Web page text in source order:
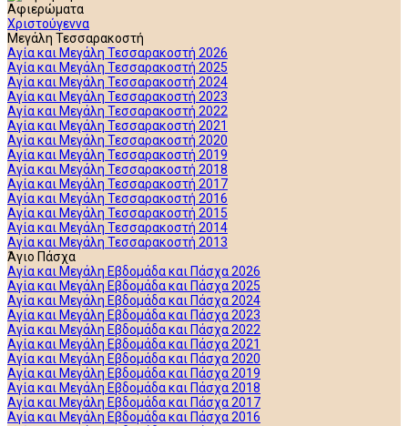
Αφιερώματα
Χριστούγεννα
Μεγάλη Τεσσαρακοστή
Αγία και Μεγάλη Τεσσαρακοστή 2026
Αγία και Μεγάλη Τεσσαρακοστή 2025
Αγία και Μεγάλη Τεσσαρακοστή 2024
Αγία και Μεγάλη Τεσσαρακοστή 2023
Αγία και Μεγάλη Τεσσαρακοστή 2022
Αγία και Μεγάλη Τεσσαρακοστή 2021
Αγία και Μεγάλη Τεσσαρακοστή 2020
Αγία και Μεγάλη Τεσσαρακοστή 2019
Αγία και Μεγάλη Τεσσαρακοστή 2018
Αγία και Μεγάλη Τεσσαρακοστή 2017
Αγία και Μεγάλη Τεσσαρακοστή 2016
Αγία και Μεγάλη Τεσσαρακοστή 2015
Αγία και Μεγάλη Τεσσαρακοστή 2014
Αγία και Μεγάλη Τεσσαρακοστή 2013
Άγιο Πάσχα
Αγία και Μεγάλη Εβδομάδα και Πάσχα 2026
Αγία και Μεγάλη Εβδομάδα και Πάσχα 2025
Αγία και Μεγάλη Εβδομάδα και Πάσχα 2024
Αγία και Μεγάλη Εβδομάδα και Πάσχα 2023
Αγία και Μεγάλη Εβδομάδα και Πάσχα 2022
Αγία και Μεγάλη Εβδομάδα και Πάσχα 2021
Αγία και Μεγάλη Εβδομάδα και Πάσχα 2020
Αγία και Μεγάλη Εβδομάδα και Πάσχα 2019
Αγία και Μεγάλη Εβδομάδα και Πάσχα 2018
Αγία και Μεγάλη Εβδομάδα και Πάσχα 2017
Αγία και Μεγάλη Εβδομάδα και Πάσχα 2016